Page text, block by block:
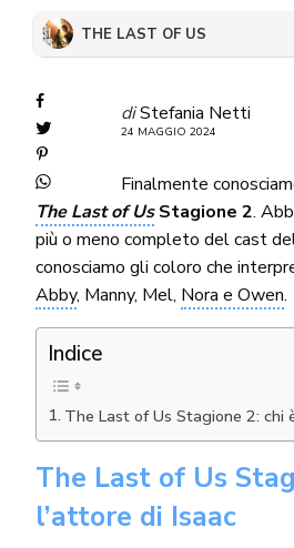
THE LAST OF US
diStefania Netti
24 MAGGIO 2024
Finalmente
The Last of UsStagione 2.
più o meno completo del cast
conosciamo gli coloro che
Abby, Manny, Mel, Nora e Owen.
Indice
The Last of Us Stagione 2: chi
The Last of Us
l’attore di Isaac